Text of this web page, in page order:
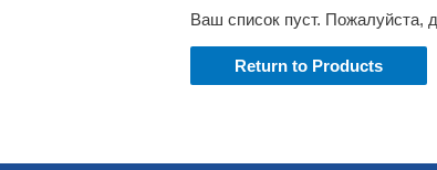
Ваш список пуст. Пожалуйста,
Return to Products